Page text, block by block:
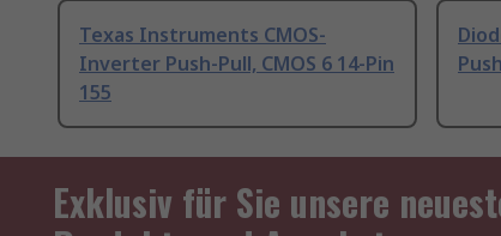
Texas Instruments CMOS-
Inverter Push-Pull, CMOS 6 14-Pin
155
Exklusiv für Sie unsere